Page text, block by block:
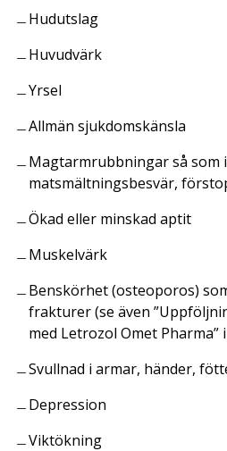
Hudutslag
Huvudvärk
Yrsel
Allmän sjukdomskänsla
Magtarmrubbningar så som
matsmältningsbesvär,
Ökad eller minskad aptit
Muskelvärk
Benskörhet (osteoporos)
frakturer (se även
med Letrozol Omet Pharma”
Svullnad i armar, händer,
Depression
Viktökning